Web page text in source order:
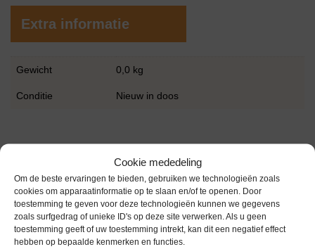
Cookie mededeling
Om de beste ervaringen te bieden, gebruiken we technologieën zoals
cookies om apparaatinformatie op te slaan en/of te openen. Door
toestemming te geven voor deze technologieën kunnen we gegevens
zoals surfgedrag of unieke ID's op deze site verwerken. Als u geen
toestemming geeft of uw toestemming intrekt, kan dit een negatief effect
hebben op bepaalde kenmerken en functies.
Extra informatie
Gewicht 0,0 kg
Conditie Nieuw in doos
Gerelateerde producten